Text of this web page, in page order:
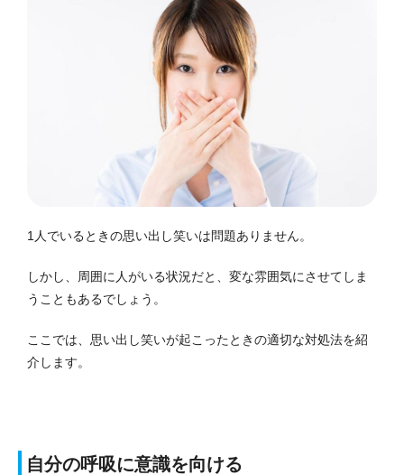
1人でいるときの思い出し笑いは問題ありません。
しかし、周囲に人がいる状況だと、変な雰囲気にさせてしま
うこともあるでしょう。
ここでは、思い出し笑いが起こったときの適切な対処法を紹
介します。
自分の呼吸に意識を向ける